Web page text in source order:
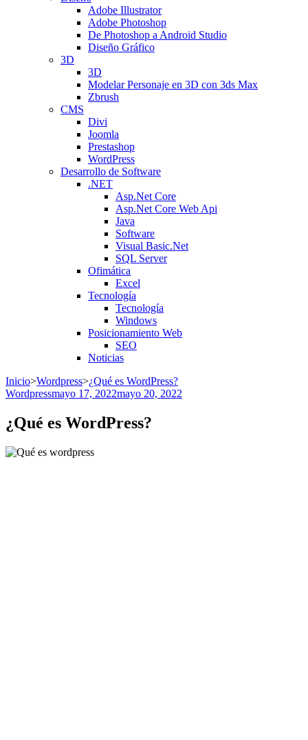
Adobe Illustrator
Adobe Photoshop
De Photoshop a Android Studio
Diseño Gráfico
3D
3D
Modelar Personaje en 3D con 3ds Max
Zbrush
CMS
Divi
Joomla
Prestashop
WordPress
Desarrollo de Software
.NET
Asp.Net Core
Asp.Net Core Web Api
Java
Software
Visual Basic.Net
SQL Server
Ofimática
Excel
Tecnología
Tecnología
Windows
Posicionamiento Web
SEO
Noticias
Inicio>Wordpress>¿Qué es WordPress?
Wordpressmayo 17, 2022mayo 20, 2022
¿Qué es WordPress?